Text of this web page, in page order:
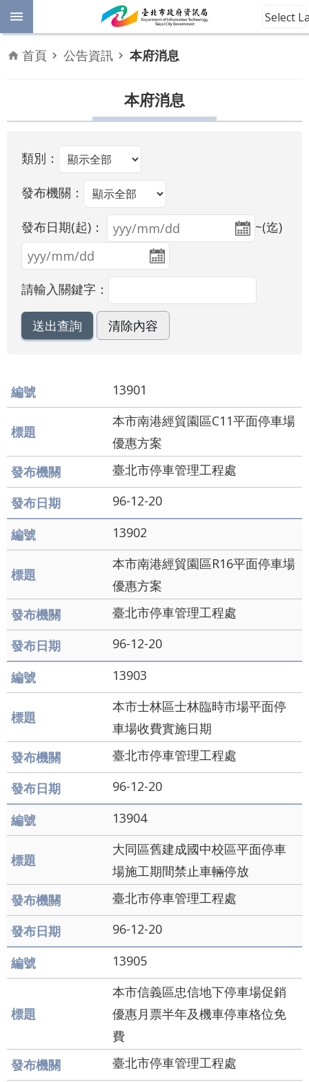
跳到主要內容區塊
進
料
公
告
資
業
務
資
資
訊
公
開
關
於
資
訊
局
網
站
導
覽
English
情
系
統
常
見
問
答
台
北
通
政
網
資
料
Select
首頁 公告資訊 本府消息
本府消息
類別：
發布機關：
發布日期(起)： ~(迄)
請輸入關鍵字：
13901
本市南港經貿園區C11平面停車場
優惠方案
臺北市停車管理工程處
96-12-20
13902
本市南港經貿園區R16平面停車場
優惠方案
臺北市停車管理工程處
96-12-20
13903
本市士林區士林臨時市場平面停
車場收費實施日期
臺北市停車管理工程處
96-12-20
13904
大同區舊建成國中校區平面停車
場施工期間禁止車輛停放
臺北市停車管理工程處
96-12-20
13905
本市信義區忠信地下停車場促銷
優惠月票半年及機車停車格位免
費
臺北市停車管理工程處